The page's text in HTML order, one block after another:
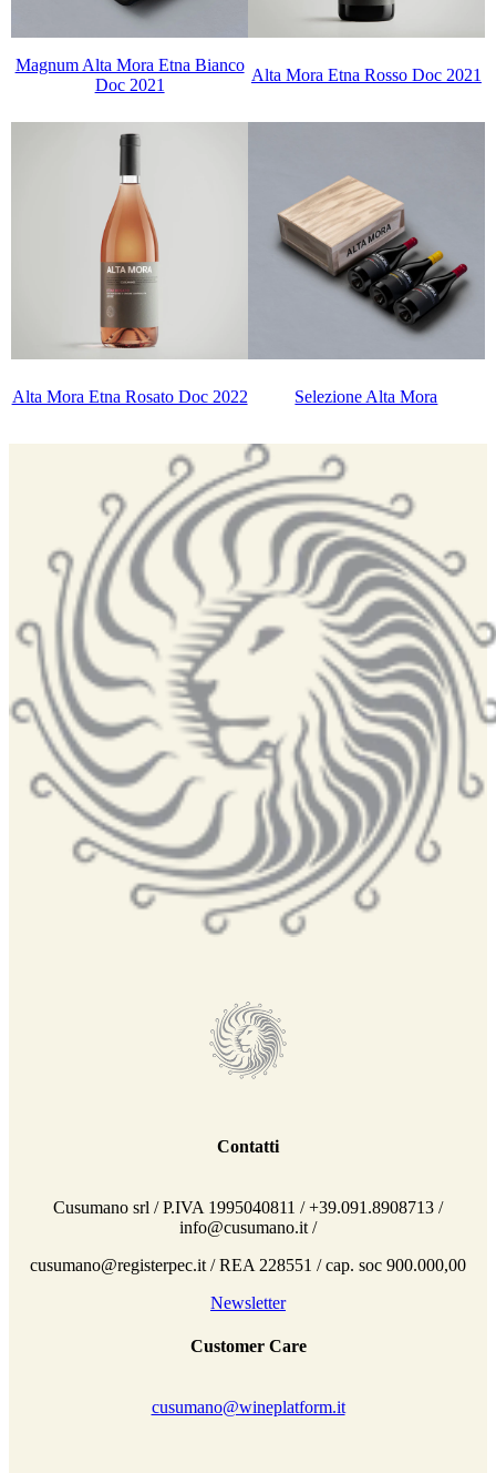
Magnum Alta Mora Etna Bianco
Doc 2021
Alta Mora Etna Rosso Doc 2021
Alta Mora Etna Rosato Doc 2022 Selezione Alta Mora
Contatti
Cusumano srl / P.IVA 1995040811 / +39.091.8908713 /
info@cusumano.it /
cusumano@registerpec.it / REA 228551 / cap. soc 900.000,00
Newsletter
Customer Care
cusumano@wineplatform.it